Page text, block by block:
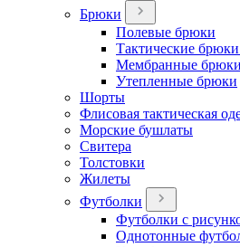
Брюки
Полевые брюки
Тактические
Мембранные брюки
Утепленные брюки
Шорты
Флисовая тактическая
Морские бушлаты
Свитера
Толстовки
Жилеты
Футболки
Футболки с
Однотонные